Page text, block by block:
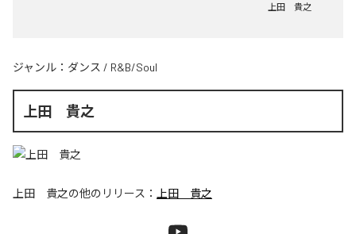
上田 貴之
ジャンル： ダンス / R&B/Soul
上田 貴之
上田 貴之の他のリリース： 上田 貴之